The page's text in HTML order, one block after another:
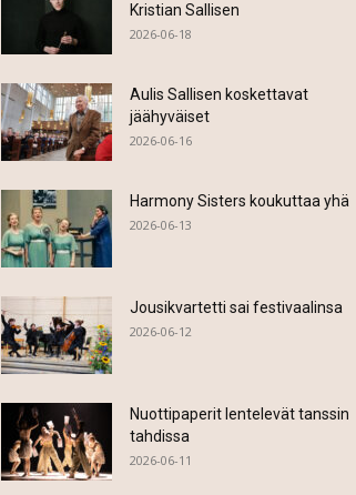
Kristian Sallisen
2026-06-18
Aulis Sallisen koskettavat
jäähyväiset
2026-06-16
Harmony Sisters koukuttaa yhä
2026-06-13
Jousikvartetti sai festivaalinsa
2026-06-12
Nuottipaperit lentelevät tanssin
tahdissa
2026-06-11